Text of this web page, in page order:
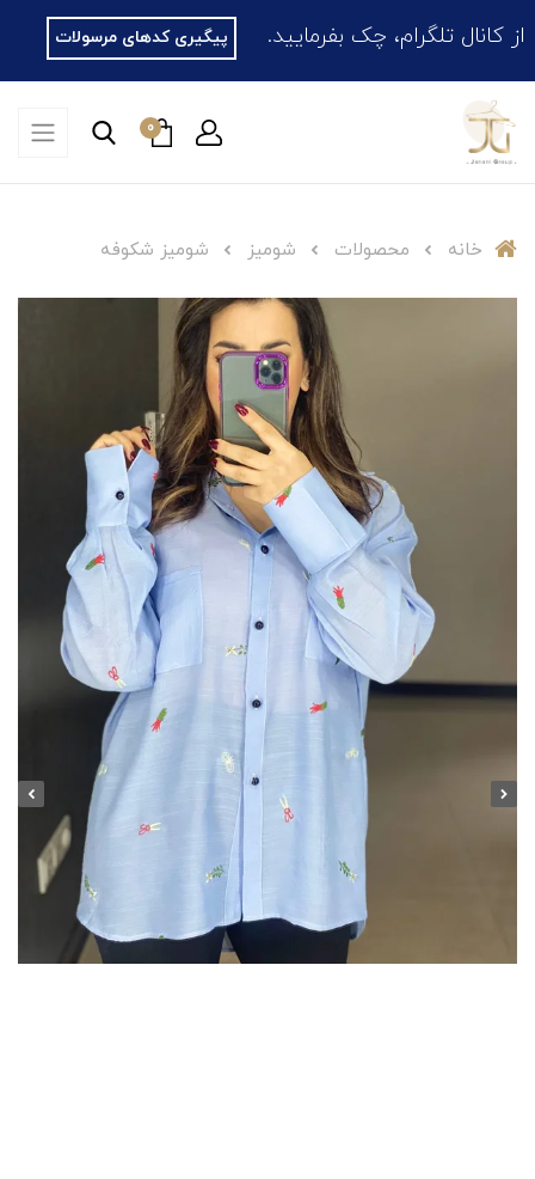
تلگرام، چک بفرمایید. پیگیری کدهای مرسولات
0
خانه محصولات شومیز شومیز شکوفه